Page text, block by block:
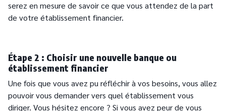
serez en mesure de savoir ce que vous attendez de la part
de votre établissement financier.
Étape 2 : Choisir une nouvelle banque ou
établissement financier
Une fois que vous avez pu réfléchir à vos besoins, vous allez
pouvoir vous demander vers quel établissement vous
diriger. Vous hésitez encore ? Si vous avez peur de vous